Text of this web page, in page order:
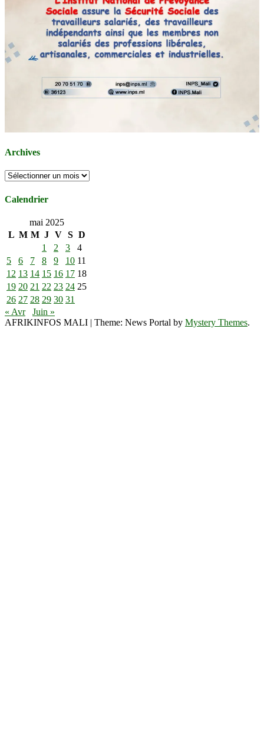
Archives
Archives
Calendrier
mai 2025
L M M J V S D
1
2 3
4
5
6 7 8 9 10 11
12 13 14 15 16 17 18
19 20 21 22 23 24 25
26 27 28 29 30 31
« Avr
Juin »
AFRIKINFOS MALI | Theme: News Portal by Mystery Themes.